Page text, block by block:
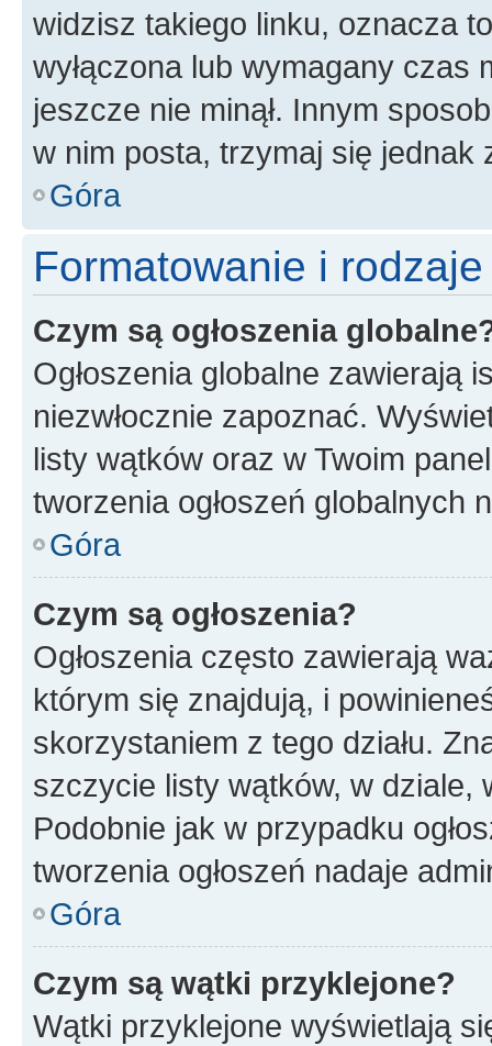
widzisz takiego linku, oznacza
wyłączona lub wymagany czas
jeszcze nie minął. Innym
w nim posta, trzymaj się jednak
Góra
Formatowanie i
Czym są ogłoszenia
Ogłoszenia globalne zawierają
niezwłocznie zapoznać.
listy wątków oraz w Twoim
tworzenia ogłoszeń globalnych
Góra
Czym są ogłoszenia?
Ogłoszenia często zawierają
którym się znajdują, i
skorzystaniem z tego działu.
szczycie listy wątków, w dziale,
Podobnie jak w przypadku
tworzenia ogłoszeń nadaje
Góra
Czym są wątki przyklejone?
Wątki przyklejone wyświetlają